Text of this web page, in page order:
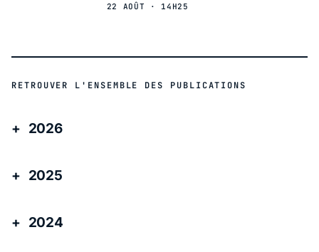
22 AOÛT · 14H25
RETROUVER L'ENSEMBLE DES PUBLICATIONS
2026
2025
2024